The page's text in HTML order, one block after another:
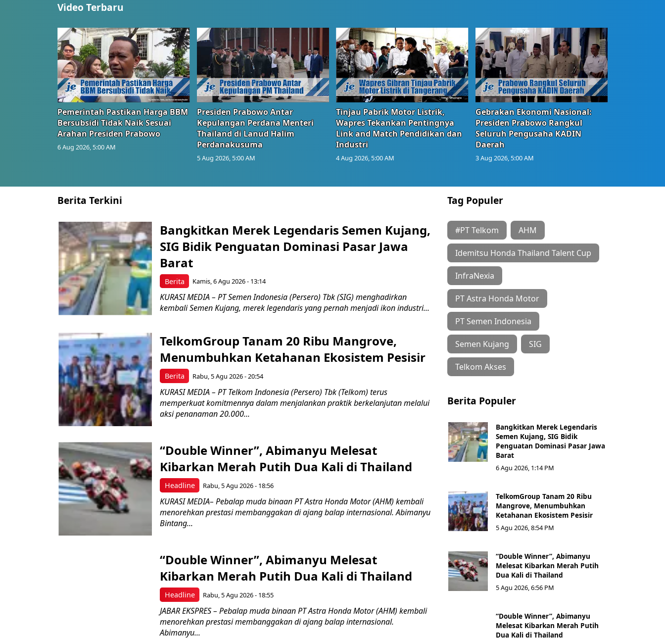
Video Terbaru
Pemerintah Pastikan Harga BBM
Bersubsidi Tidak Naik Sesuai
Arahan Presiden Prabowo
6 Aug 2026, 5:00 AM
Presiden Prabowo Antar
Kepulangan Perdana Menteri
Thailand di Lanud Halim
Perdanakusuma
5 Aug 2026, 5:00 AM
Tinjau Pabrik Motor Listrik,
Wapres Tekankan Pentingnya
Link and Match Pendidikan dan
Industri
4 Aug 2026, 5:00 AM
Gebrakan Ekonomi Nasional:
Presiden Prabowo Rangkul
Seluruh Pengusaha KADIN
Daerah
3 Aug 2026, 5:00 AM
Berita Terkini
Berita
Bangkitkan Merek Legendaris Semen Kujang,
SIG Bidik Penguatan Dominasi Pasar Jawa
Barat
Kamis, 6 Agu 2026 - 13:14
KURASI MEDIA – PT Semen Indonesia (Persero) Tbk (SIG) menghadirkan
kembali Semen Kujang, merek legendaris yang pernah menjadi ikon industri...
Berita
TelkomGroup Tanam 20 Ribu Mangrove,
Menumbuhkan Ketahanan Ekosistem Pesisir
Rabu, 5 Agu 2026 - 20:54
KURASI MEDIA – PT Telkom Indonesia (Persero) Tbk (Telkom) terus
memperkuat komitmennya dalam menjalankan praktik berkelanjutan melalui
aksi penanaman 20.000...
Headline
“Double Winner”, Abimanyu Melesat
Kibarkan Merah Putih Dua Kali di Thailand
Rabu, 5 Agu 2026 - 18:56
KURASI MEDIA– Pebalap muda binaan PT Astra Honda Motor (AHM) kembali
menorehkan prestasi membanggakan di ajang balap internasional. Abimanyu
Bintang...
Headline
“Double Winner”, Abimanyu Melesat
Kibarkan Merah Putih Dua Kali di Thailand
Rabu, 5 Agu 2026 - 18:55
JABAR EKSPRES – Pebalap muda binaan PT Astra Honda Motor (AHM) kembali
menorehkan prestasi membanggakan di ajang balap internasional.
Abimanyu...
Tag Populer
#PT Telkom AHM
Idemitsu Honda Thailand Talent Cup
InfraNexia
PT Astra Honda Motor
PT Semen Indonesia
Semen Kujang SIG
Telkom Akses
Berita Populer
Bangkitkan Merek Legendaris
Semen Kujang, SIG Bidik
Penguatan Dominasi Pasar Jawa
Barat
6 Agu 2026, 1:14 PM
TelkomGroup Tanam 20 Ribu
Mangrove, Menumbuhkan
Ketahanan Ekosistem Pesisir
5 Agu 2026, 8:54 PM
“Double Winner”, Abimanyu
Melesat Kibarkan Merah Putih
Dua Kali di Thailand
5 Agu 2026, 6:56 PM
“Double Winner”, Abimanyu
Melesat Kibarkan Merah Putih
Dua Kali di Thailand